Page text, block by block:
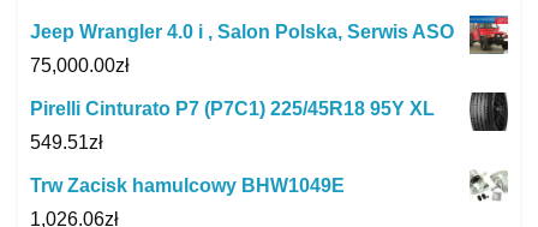
Jeep Wrangler 4.0 i , Salon Polska, Serwis ASO
75,000.00zł
Pirelli Cinturato P7 (P7C1) 225/45R18 95Y XL
549.51zł
Trw Zacisk hamulcowy BHW1049E
1,026.06zł